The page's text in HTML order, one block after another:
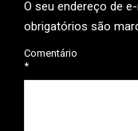
O seu endereço de
obrigatórios são
Comentário
*